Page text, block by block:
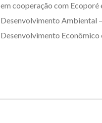
em cooperação com Ecoporé
Desenvolvimento Ambiental
Desenvolvimento Econômico